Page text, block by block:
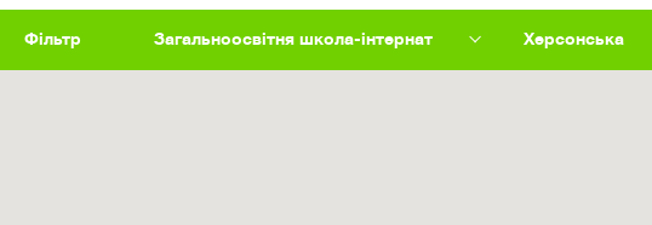
Фільтр Загальноосвітня школа-інтернат Херсонська